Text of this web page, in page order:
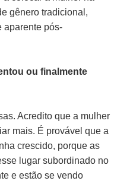
gênero tradicional,
aparente pós-
ou finalmente
Acredito que a mulher
mais. É provável que a
crescido, porque as
lugar subordinado no
e estão se vendo